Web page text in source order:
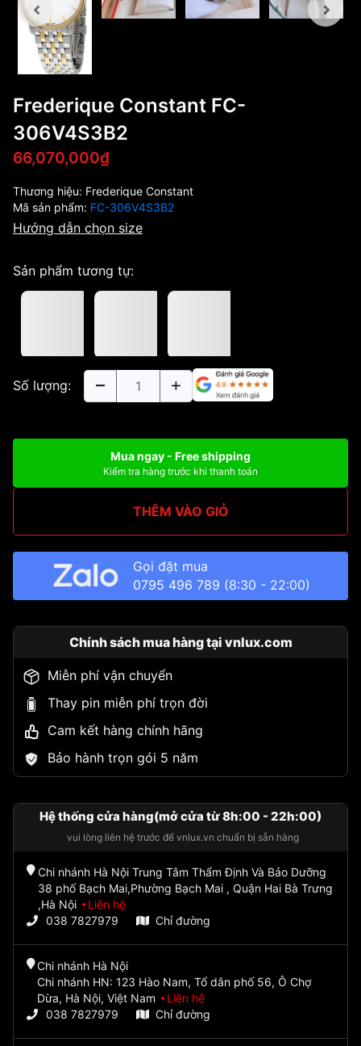
Frederique Constant FC-
306V4S3B2
66,070,000₫
Thương hiệu: Frederique Constant
Mã sản phẩm: FC-306V4S3B2
Hướng dẫn chọn size
Sản phẩm tương tự:
Số lượng:
Mua ngay - Free shipping
Kiểm tra hàng trước khi thanh toán
THÊM VÀO GIỎ
Gọi đặt mua
0795 496 789 (8:30 - 22:00)
Chính sách mua hàng tại vnlux.com
Miễn phí vận chuyển
Thay pin miễn phí trọn đời
Cam kết hàng chính hãng
Bảo hành trọn gói 5 năm
Hệ thống cửa hàng(mở cửa từ 8h:00 - 22h:00)
vui lòng liên hệ trước để vnlux.vn chuẩn bị sẵn hàng
Chi nhánh Hà Nội Trung Tâm Thẩm Định Và Bảo Dưỡng
38 phố Bạch Mai,Phường Bạch Mai , Quận Hai Bà Trưng
,Hà Nội
Liên hệ
038 7827979
Chỉ đường
Chi nhánh Hà Nội
Chi nhánh HN: 123 Hào Nam, Tổ dân phố 56, Ô Chợ
Dừa, Hà Nội, Việt Nam
Liên hệ
038 7827979
Chỉ đường